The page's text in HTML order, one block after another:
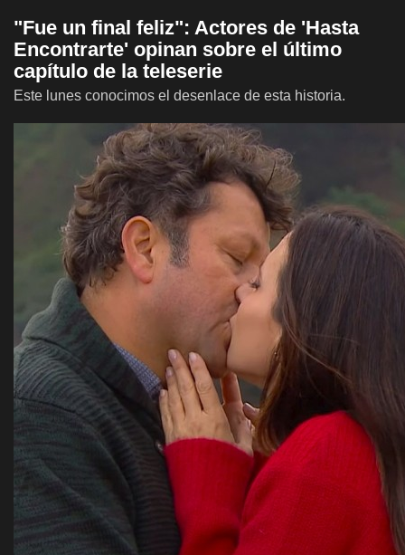
"Fue un final feliz": Actores de 'Hasta
Encontrarte' opinan sobre el último
capítulo de la teleserie
Este lunes conocimos el desenlace de esta historia.